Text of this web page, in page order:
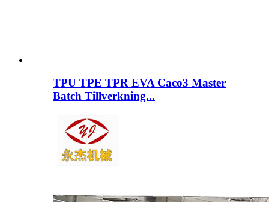
TPU TPE TPR EVA Caco3 Master
Batch Tillverkning...